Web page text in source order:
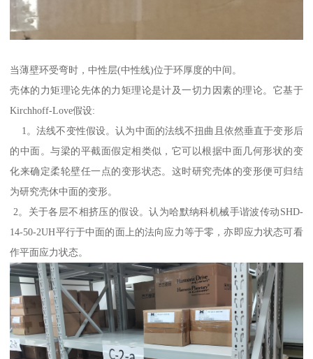
当薄壁环受弯时，中性层(中性线)位于环厚度的中间。
壳体的力矩理论先体的力矩理论是计及一切力因素的理论。它基于
Kirchhoff-Love假设:
1。法线不变性假设。认为中面的法线不扭曲且依然垂直于变形后
的中面。与梁的平截面假定相类似，它可以根据中面几何形状的变
化来确定柔轮壁任一点的变形状态。这时研究壳体的变形便可归结
为研究壳休中面的变形。
2。关于各层不相挤压的假设。认为哈默纳科机械手谐波传动SHD-
14-50-2UH平行于中面的面上的法向应力等于零，亦即应力状态可看
作平面应力状态。